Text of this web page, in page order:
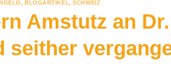
, BLOGARTIKEL,SCHWEIZ
Amstutz an
seither